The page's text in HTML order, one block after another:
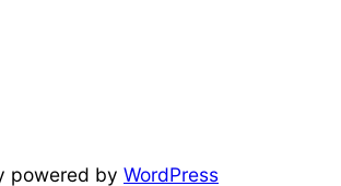
powered by WordPress